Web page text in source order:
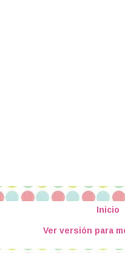
Inicio
Ver versión para